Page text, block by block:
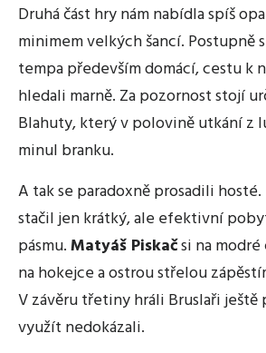
Druhá část hry nám nabídla spíš
minimem velkých šancí. Postupně
tempa především domácí, cestu k
hledali marně. Za pozornost stojí
Blahuty, který v polovině utkání z
minul branku.
A tak se paradoxně prosadili
stačil jen krátký, ale efektivní
pásmu.Matyáš Piskačsi na modré
na hokejce a ostrou střelou
V závěru třetiny hráli Bruslaři
využít nedokázali.